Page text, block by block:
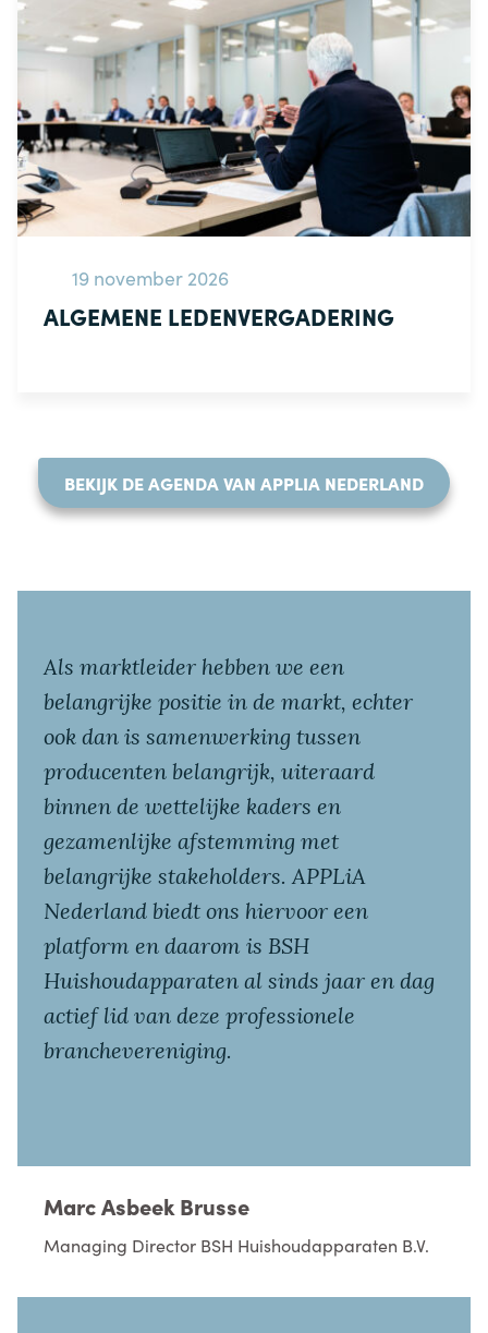
19 november 2026
ALGEMENE LEDENVERGADERING
BEKIJK DE AGENDA VAN APPLIA NEDERLAND
Als marktleider hebben we een
belangrijke positie in de markt, echter
ook dan is samenwerking tussen
producenten belangrijk, uiteraard
binnen de wettelijke kaders en
gezamenlijke afstemming met
belangrijke stakeholders. APPLiA
Nederland biedt ons hiervoor een
platform en daarom is BSH
Huishoudapparaten al sinds jaar en dag
actief lid van deze professionele
branchevereniging.
Marc Asbeek Brusse
Managing Director BSH Huishoudapparaten B.V.